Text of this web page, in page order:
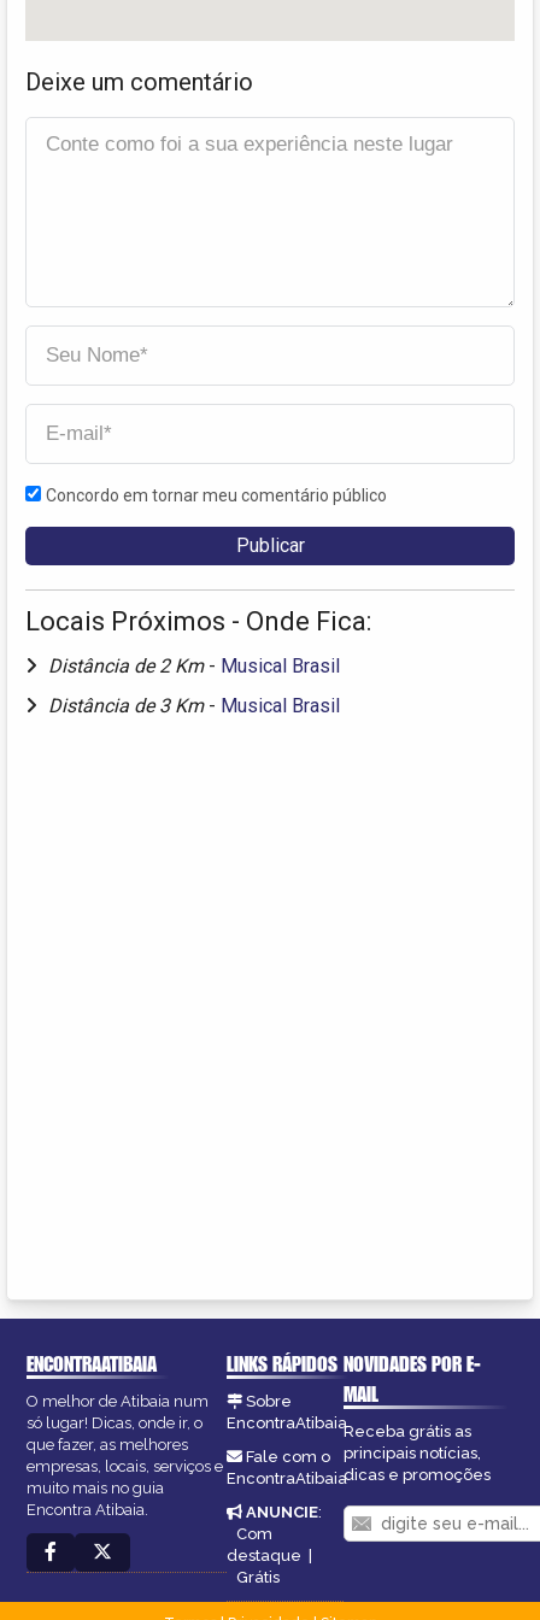
Deixe um comentário
Concordo em tornar meu comentário público
Locais Próximos - Onde Fica:
Distância de 2 Km - Musical Brasil
Distância de 3 Km - Musical Brasil
ENCONTRAATIBAIA
O melhor de Atibaia num
só lugar! Dicas, onde ir, o
que fazer, as melhores
empresas, locais, serviços e
muito mais no guia
Encontra Atibaia.
LINKS RÁPIDOS
Sobre
EncontraAtibaia
Fale com o
EncontraAtibaia
ANUNCIE:
Com
destaque |
Grátis
NOVIDADES POR E-
MAIL
Receba grátis as
principais notícias,
dicas e promoções